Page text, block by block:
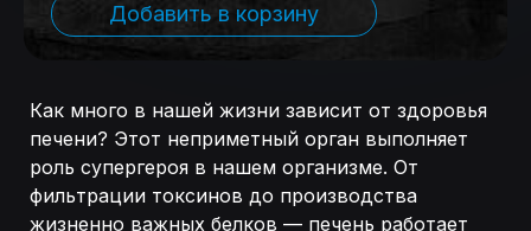
Добавить в корзину
Как много в нашей жизни зависит от здоровья
печени? Этот неприметный орган выполняет
роль супергероя в нашем организме. От
фильтрации токсинов до производства
жизненно важных белков — печень работает